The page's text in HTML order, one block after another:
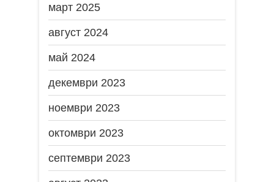
март 2025
август 2024
май 2024
декември 2023
ноември 2023
октомври 2023
септември 2023